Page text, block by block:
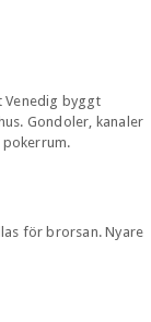
Venedig byggt
Gondoler, kanaler
pokerrum.
för brorsan. Nyare